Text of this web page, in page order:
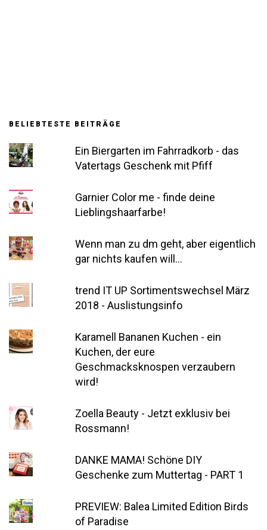
BELIEBTESTE BEITRÄGE
Ein Biergarten im Fahrradkorb - das
Vatertags Geschenk mit Pfiff
Garnier Color me - finde deine
Lieblingshaarfarbe!
Wenn man zu dm geht, aber eigentlich
gar nichts kaufen will...
trend IT UP Sortimentswechsel März
2018 - Auslistungsinfo
Karamell Bananen Kuchen - ein
Kuchen, der eure
Geschmacksknospen verzaubern
wird!
Zoella Beauty - Jetzt exklusiv bei
Rossmann!
DANKE MAMA! Schöne DIY
Geschenke zum Muttertag - PART 1
PREVIEW: Balea Limited Edition Birds
of Paradise